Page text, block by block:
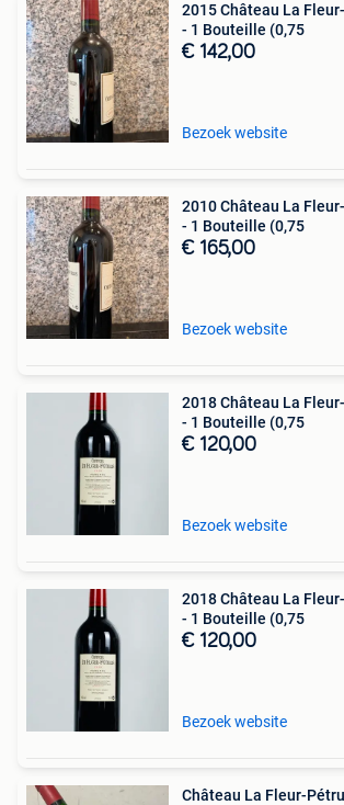
2015 Château La
- 1 Bouteille (0,75
€ 142,00
Bezoek website
2010 Château La
- 1 Bouteille (0,75
€ 165,00
Bezoek website
2018 Château La
- 1 Bouteille (0,75
€ 120,00
Bezoek website
2018 Château La
- 1 Bouteille (0,75
€ 120,00
Bezoek website
Château La Fleur-